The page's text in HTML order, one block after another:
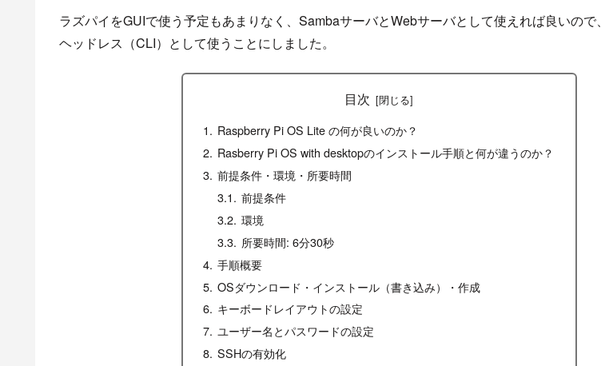
ラズパイをGUIで使う予定もあまりなく、SambaサーバとWebサーバとして使えれば良いので、
ヘッドレス（CLI）として使うことにしました。
目次
Raspberry Pi OS Lite の何が良いのか？
Rasberry Pi OS with desktopのインストール手順と何が違うのか？
前提条件・環境・所要時間
前提条件
環境
所要時間: 6分30秒
手順概要
OSダウンロード・インストール（書き込み）・作成
キーボードレイアウトの設定
ユーザー名とパスワードの設定
SSHの有効化